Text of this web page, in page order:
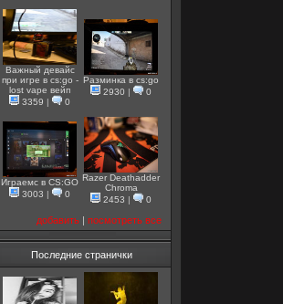
Важный девайс
при игре в cs:go -
lost vape вейп
3359 | 0
Разминка в cs:go
2930 | 0
Играемс в CS:GO
3003 | 0
Razer Deathadder
Chroma
2453 | 0
добавить | посмотреть все
Последние странички